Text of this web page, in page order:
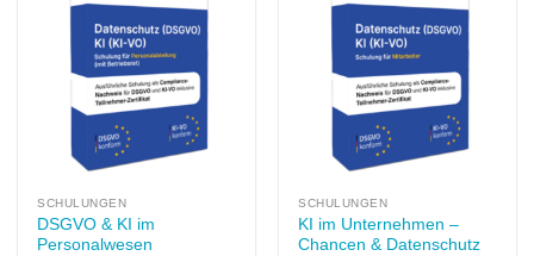
SCHULUNGEN
DSGVO & KI im
Personalwesen
SCHULUNGEN
KI im Unternehmen –
Chancen & Datenschutz